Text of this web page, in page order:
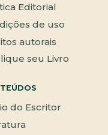
Editorial
de uso
autorais
seu Livro
do Escritor